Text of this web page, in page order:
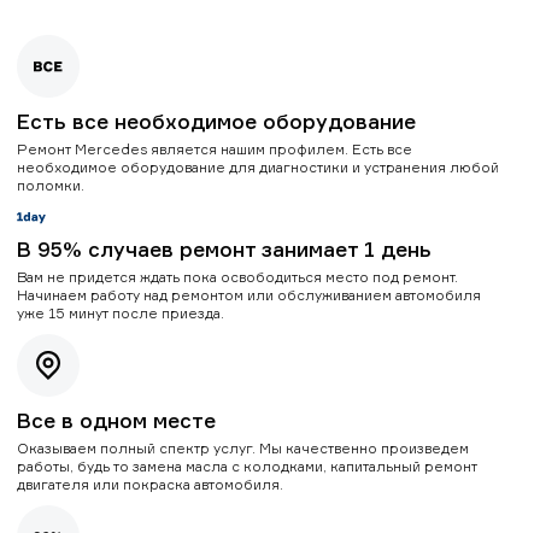
Есть все необходимое оборудование
Ремонт Mercedes является нашим профилем. Есть все
необходимое оборудование для диагностики и устранения любой
поломки.
В 95% случаев ремонт занимает 1 день
Вам не придется ждать пока освободиться место под ремонт.
Начинаем работу над ремонтом или обслуживанием автомобиля
уже 15 минут после приезда.
Все в одном месте
Оказываем полный спектр услуг. Мы качественно произведем
работы, будь то замена масла с колодками, капитальный ремонт
двигателя или покраска автомобиля.